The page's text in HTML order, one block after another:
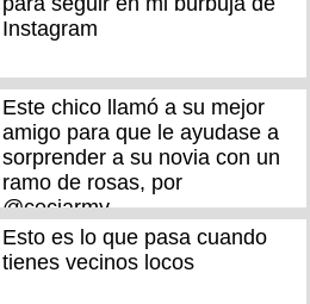
Instagram
Este chico llamó a su mejor
amigo para que le ayudase a
sorprender a su novia con un
ramo de rosas, por
@ceciarmy
Esto es lo que pasa cuando
tienes vecinos locos